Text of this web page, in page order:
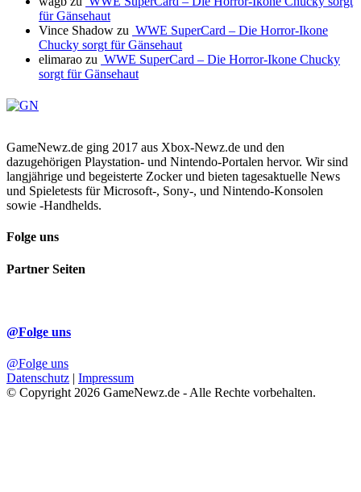
für Gänsehaut
Vince Shadow zu WWE SuperCard – Die Horror-Ikone
Chucky sorgt für Gänsehaut
elimarao zu WWE SuperCard – Die Horror-Ikone Chucky
sorgt für Gänsehaut
GameNewz.de ging 2017 aus Xbox-Newz.de und den
dazugehörigen Playstation- und Nintendo-Portalen hervor. Wir sind
langjährige und begeisterte Zocker und bieten tagesaktuelle News
und Spieletests für Microsoft-, Sony-, und Nintendo-Konsolen
sowie -Handhelds.
Folge uns
Partner Seiten
@Folge uns
@Folge uns
Datenschutz | Impressum
© Copyright 2026 GameNewz.de - Alle Rechte vorbehalten.